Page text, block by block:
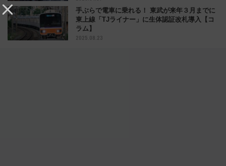
手ぶらで電車に乗れる！ 東武が来年３月までに
東上線「TJライナー」に生体認証改札導入【コ
ラム】
2025.08.23